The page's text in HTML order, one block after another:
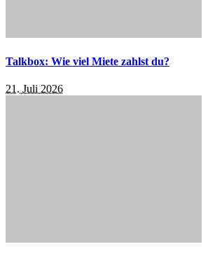
Talkbox: Wie viel Miete zahlst du?
21. Juli 2026